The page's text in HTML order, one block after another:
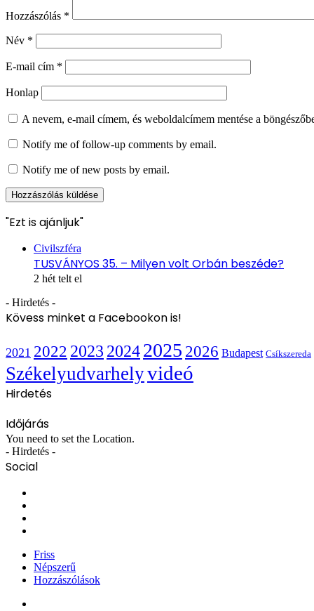
Hozzászólás *
Név *
E-mail cím *
Honlap
A nevem, e-mail címem, és weboldalcímem mentése a
Notify me of follow-up comments by email.
Notify me of new posts by email.
"Ezt is ajánljuk"
Civilszféra
TUSVÁNYOS 35. – Milyen volt Orbán beszéde?
2 hét telt el
- Hirdetés -
Kövess minket a Facebookon is!
2021 2022 2023 20242025 2026 Budapest Csíkszereda
Székelyudvarhelyvideó
Hirdetés
Időjárás
You need to set the Location.
- Hirdetés -
Social
Friss
Népszerű
Hozzászólások